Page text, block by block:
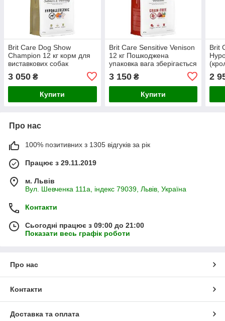
Brit Care Dog Show
Champion 12 кг корм для
виставкових собак
3 050 ₴
Купити
Brit Care Sensitive Venison
12 кг Пошкоджена
упаковка вага зберігається
3 150₴
Купити
Brit
2
Про нас
100% позитивних з 1305 відгуків за рік
Працює з 29.11.2019
м. Львів
Вул. Шевченка 111а, індекс 79039, Львів, Україна
Контакти
Сьогодні працює з 09:00 до 21:00
Показати весь графік роботи
Про нас
Контакти
Доставка та оплата